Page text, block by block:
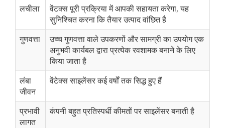
लचीला
वेंटक्स पूरी प्रक्रिया में आपकी सहायता करेगा, यह
सुनिश्चित करना कि तैयार उत्पाद वांछित है
गुणवत्ता
उच्च गुणवत्ता वाले उपकरणों और सामग्री का उपयोग एक
अनुभवी कार्यबल द्वारा प्रत्येक रवशामक बनाने के लिए
किया जाता है
लंबा
जीवन
वेंटेक्स साइलेंसर कई वर्षों तक सिद्ध हुए हैं
प्रभावी
लागत
कंपनी बहुत प्रतिस्पर्धी कीमतों पर साइलेंसर बनाती है